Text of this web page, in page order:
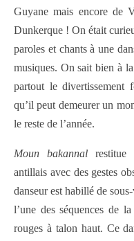
Guyane mais encore de
Dunkerque ! On était
paroles et chants à une
musiques. On sait bien à
partout le divertissement
qu’il peut demeurer un
le reste de l’année.
Moun bakannalrestitue
antillais avec des gestes
danseur est habillé de
l’une des séquences de
rouges à talon haut. Ce